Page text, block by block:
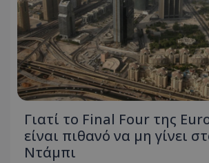
Γιατί το Final Four της
είναι πιθανό να μη γίνει
Ντάμπι